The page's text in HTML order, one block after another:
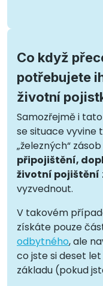
Co když
potřebujete
životní
Samozřejmě i
se situace vyvine
„železných“
připojištění,
životní pojištění
vyzvednout.
V takovém
získáte pouze
odbytného, ale
co jste si deset
základu (pokud